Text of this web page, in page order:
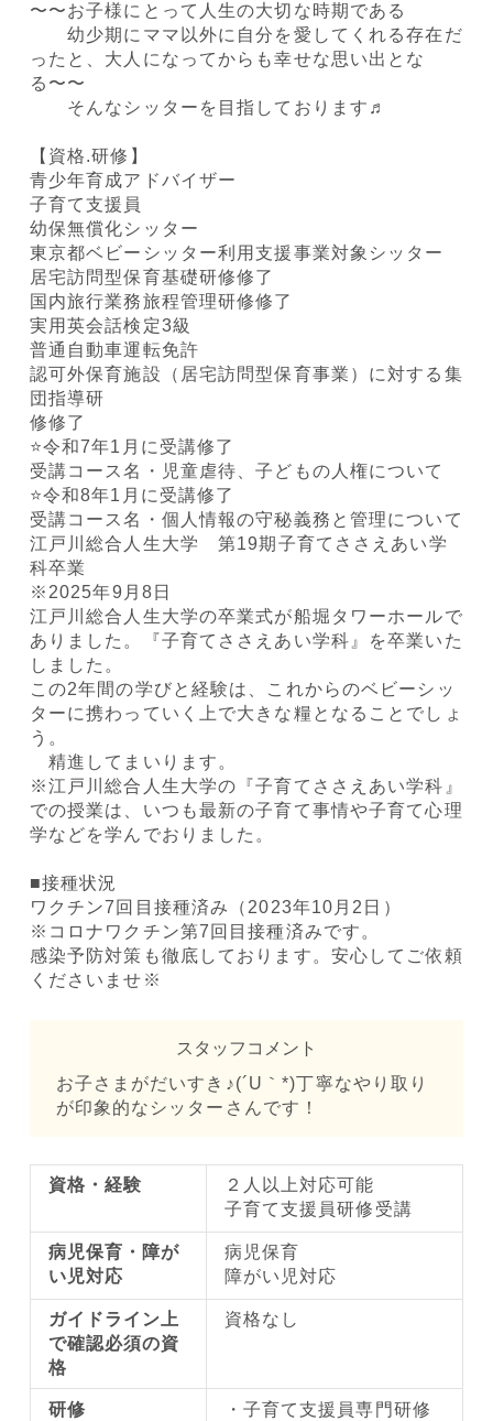
〜〜お子様にとって人生の大切な時期である
幼少期にママ以外に自分を愛してくれる存在だ
ったと、大人になってからも幸せな思い出とな
る〜〜
そんなシッターを目指しております♬
【資格.研修】
青少年育成アドバイザー
子育て支援員
幼保無償化シッター
東京都ベビーシッター利用支援事業対象シッター
居宅訪問型保育基礎研修修了
国内旅行業務旅程管理研修修了
実用英会話検定3級
普通自動車運転免許
認可外保育施設（居宅訪問型保育事業）に対する集
団指導研
修修了
⭐️令和7年1月に受講修了
受講コース名・児童虐待、子どもの人権について
⭐️令和8年1月に受講修了
受講コース名・個人情報の守秘義務と管理について
江戸川総合人生大学 第19期子育てささえあい学
科卒業
※2025年9月8日
江戸川総合人生大学の卒業式が船堀タワーホールで
ありました。『子育てささえあい学科』を卒業いた
しました。
この2年間の学びと経験は、これからのベビーシッ
ターに携わっていく上で大きな糧となることでしょ
う。
精進してまいります。
※江戸川総合人生大学の『子育てささえあい学科』
での授業は、いつも最新の子育て事情や子育て心理
学などを学んでおりました。
■接種状況
ワクチン7回目接種済み（2023年10月2日）
※コロナワクチン第7回目接種済みです。
感染予防対策も徹底しております。安心してご依頼
くださいませ※
スタッフコメント
お子さまがだいすき♪(´U｀*)丁寧なやり取り
が印象的なシッターさんです！
資格・経験
２人以上対応可能
子育て支援員研修受講
病児保育・障が
い児対応
病児保育
障がい児対応
ガイドライン上
で確認必須の資
格
資格なし
研修
子育て支援員専門研修